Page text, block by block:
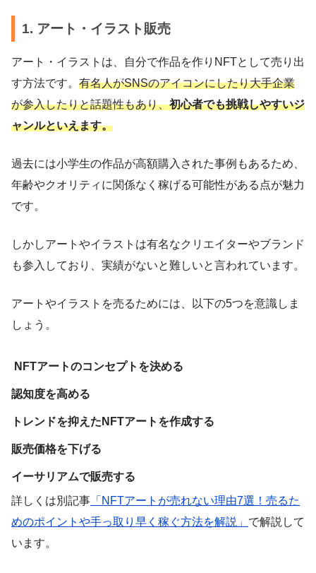
1. アート・イラスト販売
アート・イラストは、自分で作品を作りNFTとして売り出
す方法です。 有名人がSNSのアイコンにしたり大手企業
が参入したりと話題性もあり、初心者でも挑戦しやすいジ
ャンルといえます。
過去には小学生の作品が高額購入された事例もあるため、
年齢やクオリティに関係なく稼げる可能性がある点が魅力
です。
しかしアートやイラストは有名なクリエイターやブランド
も参入しており、実績がないと難しいと言われています。
アートやイラストを売るためには、以下の5つを意識しま
しょう。
NFTアートのコンセプトを決める
認知度を高める
トレンドを抑えたNFTアートを作成する
販売価格を下げる
イーサリアムで販売する
詳しくは別記事 「NFTアートが売れない理由7選！売るた
めのポイントや手っ取り早く稼ぐ方法を解説」 で解説して
います。